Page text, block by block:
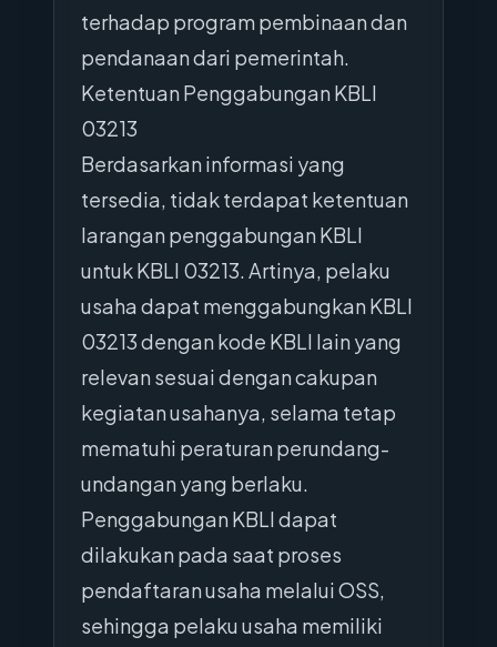
terhadap program pembinaan dan
pendanaan dari pemerintah.
Ketentuan Penggabungan KBLI
03213
Berdasarkan informasi yang
tersedia, tidak terdapat ketentuan
larangan penggabungan KBLI
untuk KBLI 03213. Artinya, pelaku
usaha dapat menggabungkan KBLI
03213 dengan kode KBLI lain yang
relevan sesuai dengan cakupan
kegiatan usahanya, selama tetap
mematuhi peraturan perundang-
undangan yang berlaku.
Penggabungan KBLI dapat
dilakukan pada saat proses
pendaftaran usaha melalui OSS,
sehingga pelaku usaha memiliki